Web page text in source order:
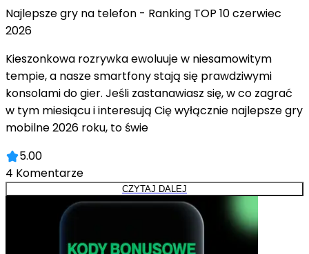
Najlepsze gry na telefon - Ranking TOP 10 czerwiec
2026
Kieszonkowa rozrywka ewoluuje w niesamowitym
tempie, a nasze smartfony stają się prawdziwymi
konsolami do gier. Jeśli zastanawiasz się, w co zagrać
w tym miesiącu i interesują Cię wyłącznie najlepsze gry
mobilne 2026 roku, to świe
5.00
4 Komentarze
CZYTAJ DALEJ